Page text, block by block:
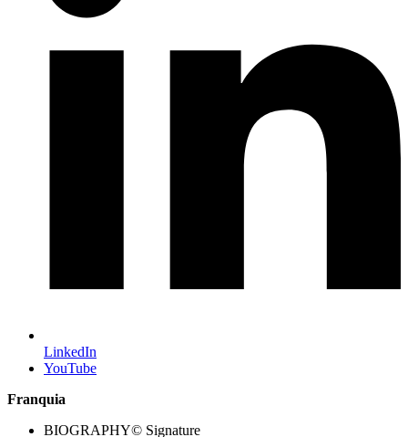
LinkedIn
YouTube
Franquia
BIOGRAPHY© Signature